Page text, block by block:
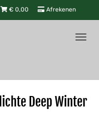
€ 0,00 Afrekenen
Deep Winter